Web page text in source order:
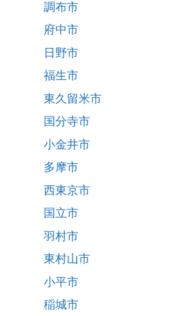
調布市
府中市
日野市
福生市
東久留米市
国分寺市
小金井市
多摩市
西東京市
国立市
羽村市
東村山市
小平市
稲城市